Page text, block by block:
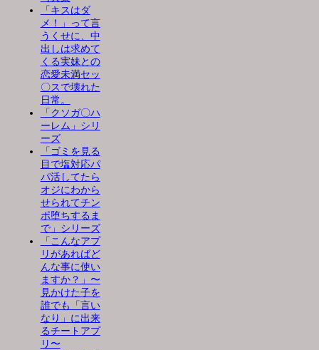
「キスはダ
メ！」って言
うくせに、中
出しは求めて
くる実妹との
恋愛未満セッ
〇スで壊れた
日常。
「クソガ〇ハ
ーレム」シリ
ーズ
「ゴミを見る
目で塩対応パ
パ活してたら
オジにわから
せられてチン
ポ堕ちするま
で」シリーズ
「こんなアプ
リがあればど
んな事に使い
ますか？」〜
見かけた子を
誰でも「言い
なり」に出来
るチートアプ
リ〜